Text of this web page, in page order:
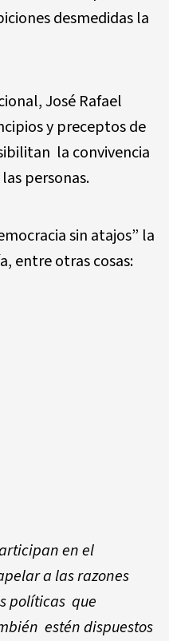
desmedidas la
José Rafael
y preceptos de
la convivencia
personas.
sin atajos” la
entre otras cosas:
en el
a las razones
políticas que
estén dispuestos